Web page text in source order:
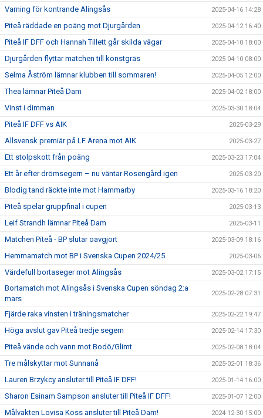
Varning för kontrande Alingsås 2025-04-16 14:28
Piteå räddade en poäng mot Djurgården 2025-04-12 16:40
Piteå IF DFF och Hannah Tillett går skilda vägar 2025-04-10 18:00
Djurgården flyttar matchen till konstgräs 2025-04-10 08:00
Selma Åström lämnar klubben till sommaren! 2025-04-05 12:00
Thea lämnar Piteå Dam 2025-04-02 18:00
Vinst i dimman 2025-03-30 18:04
Piteå IF DFF vs AIK 2025-03-29
Allsvensk premiär på LF Arena mot AIK 2025-03-27
Ett stolpskott från poäng 2025-03-23 17:04
Ett år efter drömsegern – nu väntar Rosengård igen 2025-03-20
Blodig tand räckte inte mot Hammarby 2025-03-16 18:20
Piteå spelar gruppfinal i cupen 2025-03-13
Leif Strandh lämnar Piteå Dam 2025-03-11
Matchen Piteå - BP slutar oavgjort 2025-03-09 18:16
Hemmamatch mot BP i Svenska Cupen 2024/25 2025-03-06
Värdefull bortaseger mot Alingsås 2025-03-02 17:15
Bortamatch mot Alingsås i Svenska Cupen söndag 2:a
mars
2025-02-28 07:31
Fjärde raka vinsten i träningsmatcher 2025-02-22 19:47
Höga avslut gav Piteå tredje segern 2025-02-14 17:30
Piteå vände och vann mot Bodö/Glimt 2025-02-08 18:04
Tre målskyttar mot Sunnanå 2025-02-01 18:36
Lauren Brzykcy ansluter till Piteå IF DFF! 2025-01-14 16:00
Sharon Esinam Sampson ansluter till Piteå IF DFF! 2025-01-07 12:00
Målvakten Lovisa Koss ansluter till Piteå Dam! 2024-12-30 15:00